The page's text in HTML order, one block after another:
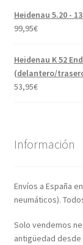
Heidenau 5.20 -
99,95€
Heidenau K 52
(delantero/
53,95€
Información
Envíos a España
neumáticos).
Solo vendemos
antigüedad